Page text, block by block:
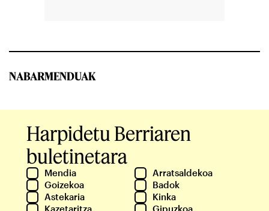
NABARMENDUAK
Harpidetu Berriaren
buletinetara
Mendia
Arratsaldekoa
Goizekoa
Badok
Astekaria
Kinka
Kazetaritza
Gipuzkoa